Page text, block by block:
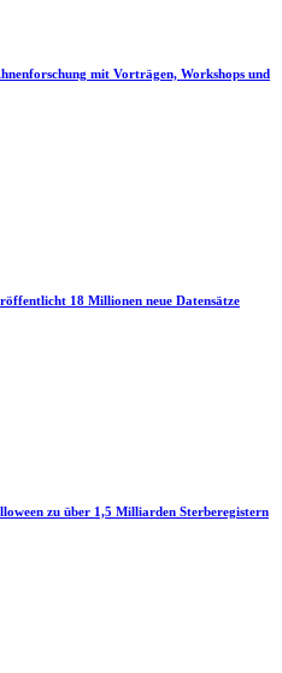
mit Vorträgen, Workshops und
18 Millionen neue Datensätze
zu über 1,5 Milliarden Sterberegistern